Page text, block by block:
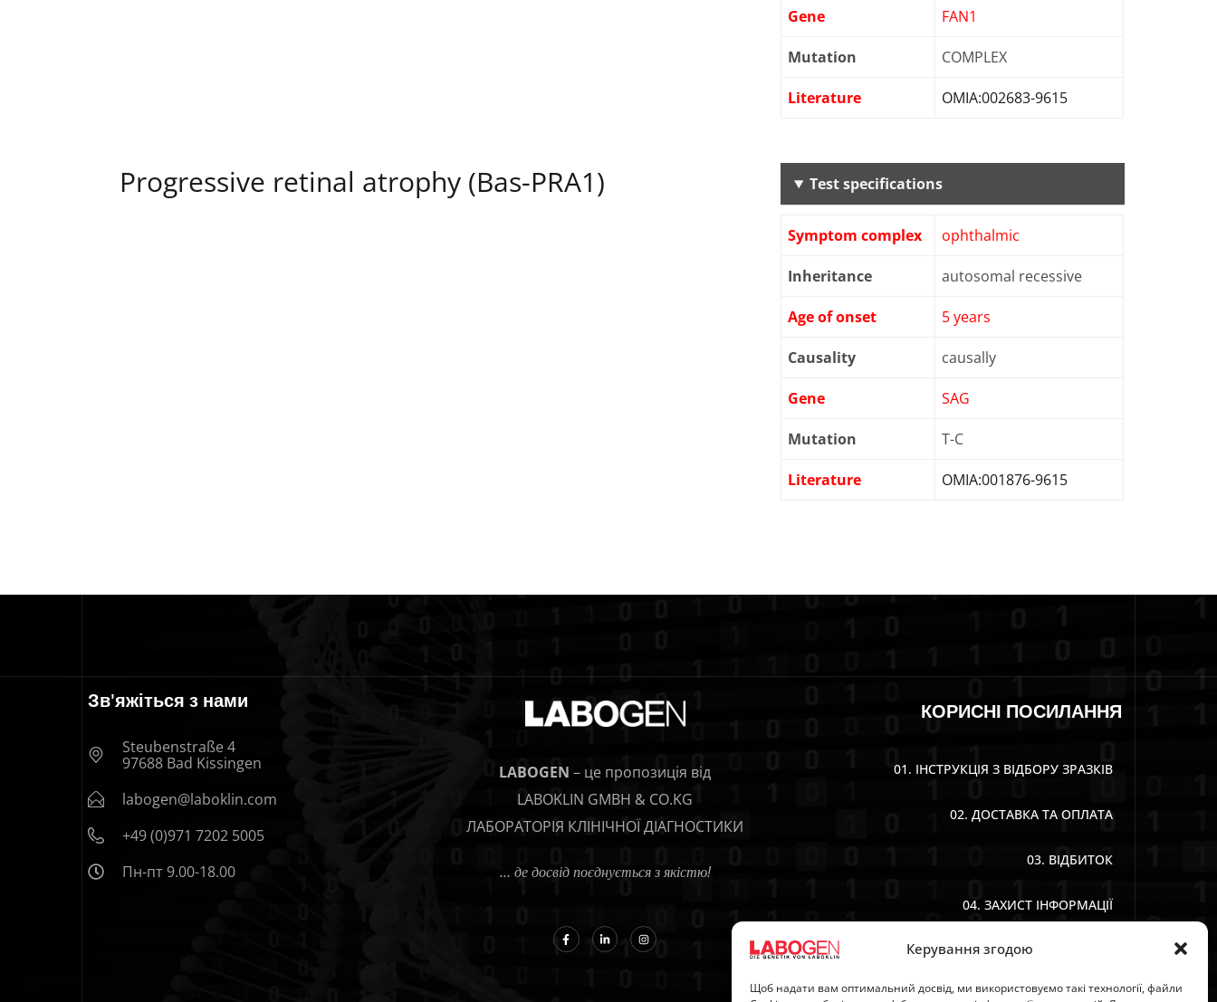
Керування згодою
Щоб надати вам оптимальний досвід, ми використовуємо такі технології, файли
Gene FAN1
Mutation COMPLEX
Literature OMIA:002683-9615
Progressive retinal atrophy (Bas-PRA1) Test specifications
Symptom complex ophthalmic
Inheritance autosomal recessive
Age of onset 5 years
Causality causally
Gene SAG
Mutation T-C
Literature OMIA:001876-9615
Зв'яжіться з нами
Steubenstraße 4
97688 Bad Kissingen
labogen@laboklin.com
+49 (0)971 7202 5005
Пн-пт 9.00-18.00
LABOGEN – це пропозиція від
LABOKLIN GMBH & CO.KG
ЛАБОРАТОРІЯ КЛІНІЧНОЇ ДІАГНОСТИКИ
… де досвід поєднується з якістю!
КОРИСНІ ПОСИЛАННЯ
01. ІНСТРУКЦІЯ З ВІДБОРУ ЗРАЗКІВ
02. ДОСТАВКА ТА ОПЛАТА
03. ВІДБИТОК
04. ЗАХИСТ ІНФОРМАЦІЇ
05. ЗАГАЛЬНІ УМОВИ
06. ПОЛІТИКА АНУЛЯЦІЇ